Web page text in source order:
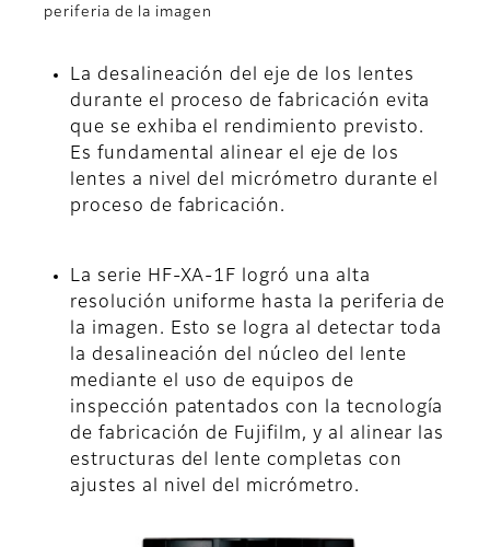
periferia de la imagen
La desalineación del eje de los lentes
durante el proceso de fabricación evita
que se exhiba el rendimiento previsto.
Es fundamental alinear el eje de los
lentes a nivel del micrómetro durante el
proceso de fabricación.
La serie HF-XA-1F logró una alta
resolución uniforme hasta la periferia de
la imagen. Esto se logra al detectar toda
la desalineación del núcleo del lente
mediante el uso de equipos de
inspección patentados con la tecnología
de fabricación de Fujifilm, y al alinear las
estructuras del lente completas con
ajustes al nivel del micrómetro.